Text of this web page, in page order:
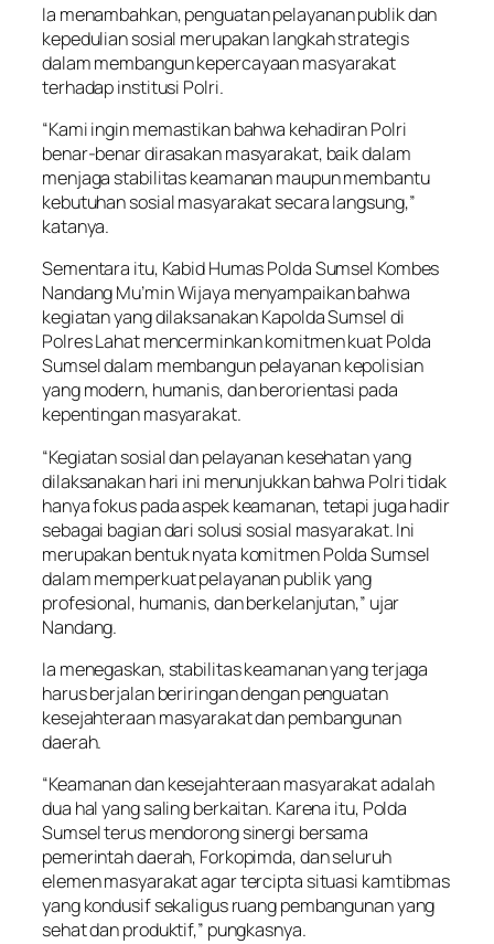
Ia menambahkan, penguatan pelayanan publik dan
kepedulian sosial merupakan langkah strategis
dalam membangun kepercayaan masyarakat
terhadap institusi Polri.
“Kami ingin memastikan bahwa kehadiran Polri
benar-benar dirasakan masyarakat, baik dalam
menjaga stabilitas keamanan maupun membantu
kebutuhan sosial masyarakat secara langsung,”
katanya.
Sementara itu, Kabid Humas Polda Sumsel Kombes
Nandang Mu’min Wijaya menyampaikan bahwa
kegiatan yang dilaksanakan Kapolda Sumsel di
Polres Lahat mencerminkan komitmen kuat Polda
Sumsel dalam membangun pelayanan kepolisian
yang modern, humanis, dan berorientasi pada
kepentingan masyarakat.
“Kegiatan sosial dan pelayanan kesehatan yang
dilaksanakan hari ini menunjukkan bahwa Polri tidak
hanya fokus pada aspek keamanan, tetapi juga hadir
sebagai bagian dari solusi sosial masyarakat. Ini
merupakan bentuk nyata komitmen Polda Sumsel
dalam memperkuat pelayanan publik yang
profesional, humanis, dan berkelanjutan,” ujar
Nandang.
Ia menegaskan, stabilitas keamanan yang terjaga
harus berjalan beriringan dengan penguatan
kesejahteraan masyarakat dan pembangunan
daerah.
“Keamanan dan kesejahteraan masyarakat adalah
dua hal yang saling berkaitan. Karena itu, Polda
Sumsel terus mendorong sinergi bersama
pemerintah daerah, Forkopimda, dan seluruh
elemen masyarakat agar tercipta situasi kamtibmas
yang kondusif sekaligus ruang pembangunan yang
sehat dan produktif,” pungkasnya.